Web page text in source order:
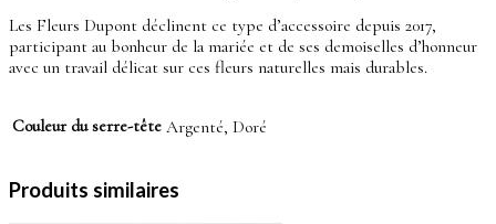
Les Fleurs Dupont déclinent ce type d’accessoire depuis 2017,
participant au bonheur de la mariée et de ses demoiselles d’honneur
avec un travail délicat sur ces fleurs naturelles mais durables.
Couleur du serre-tête Argenté, Doré
Produits similaires